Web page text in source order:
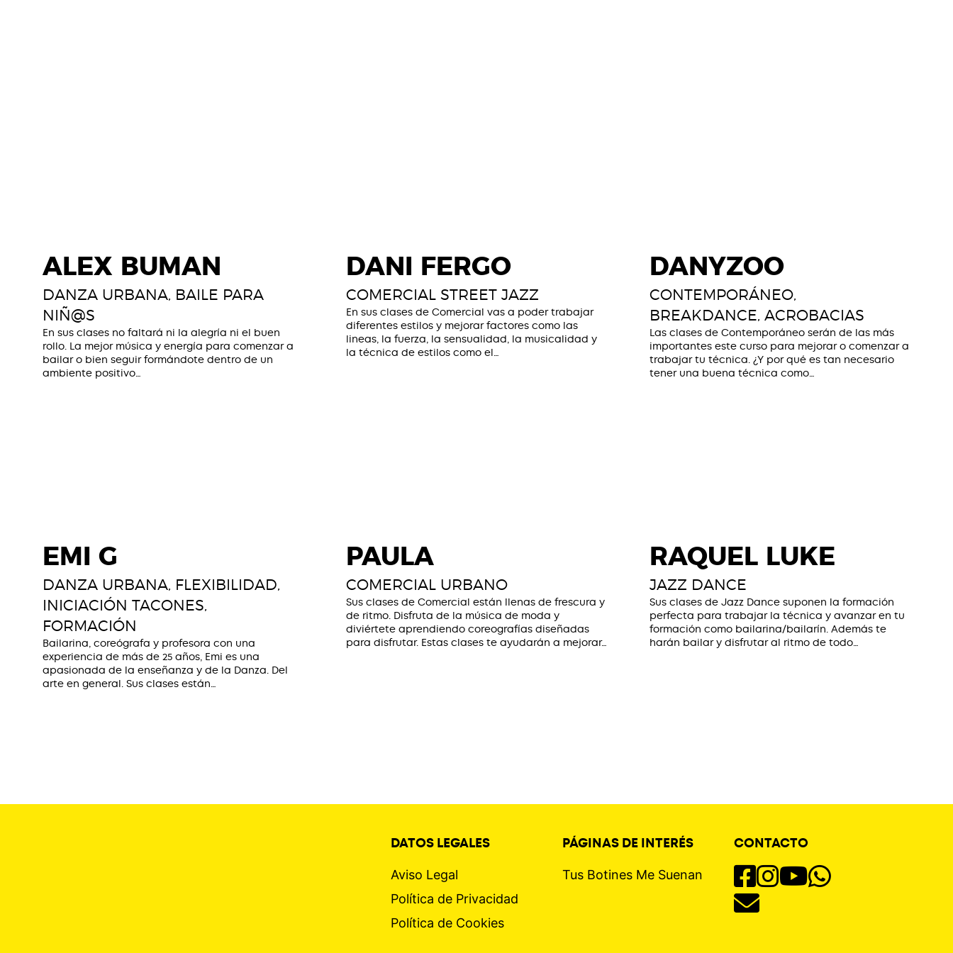
ALEX BUMAN
DANZA URBANA, BAILE PARA
NIÑ@S
En sus clases no faltará ni la alegría ni el buen
rollo. La mejor música y energía para comenzar a
bailar o bien seguir formándote dentro de un
ambiente positivo…
DANI FERGO
COMERCIAL STREET JAZZ
En sus clases de Comercial vas a poder trabajar
diferentes estilos y mejorar factores como las
lineas, la fuerza, la sensualidad, la musicalidad y
la técnica de estilos como el…
DANYZOO
CONTEMPORÁNEO,
BREAKDANCE, ACROBACIAS
Las clases de Contemporáneo serán de las más
importantes este curso para mejorar o comenzar a
trabajar tu técnica. ¿Y por qué es tan necesario
tener una buena técnica como…
EMI G
DANZA URBANA, FLEXIBILIDAD,
INICIACIÓN TACONES,
FORMACIÓN
Bailarina, coreógrafa y profesora con una
experiencia de más de 25 años, Emi es una
apasionada de la enseñanza y de la Danza. Del
arte en general. Sus clases están…
PAULA
COMERCIAL URBANO
Sus clases de Comercial están llenas de frescura y
de ritmo. Disfruta de la música de moda y
diviértete aprendiendo coreografías diseñadas
para disfrutar. Estas clases te ayudarán a mejorar…
RAQUEL LUKE
JAZZ DANCE
Sus clases de Jazz Dance suponen la formación
perfecta para trabajar la técnica y avanzar en tu
formación como bailarina/bailarín. Además te
harán bailar y disfrutar al ritmo de todo…
DATOS LEGALES
Aviso Legal
Política de Privacidad
Política de Cookies
PÁGINAS DE INTERÉS
Tus Botines Me Suenan
CONTACTO